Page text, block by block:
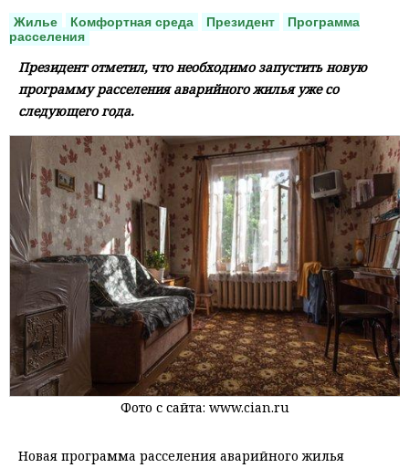
Жилье Комфортная среда Президент
Программа
расселения
Президент отметил, что необходимо запустить новую
программу расселения аварийного жилья уже со
следующего года.
Фото с сайта: www.cian.ru
Новая программа расселения аварийного жилья